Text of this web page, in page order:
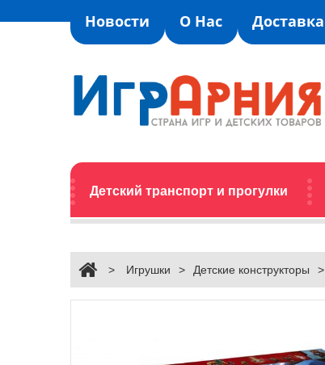
Новости О Нас Доставка
Детский транспорт и прогулки
> Игрушки > Детские конструкторы >